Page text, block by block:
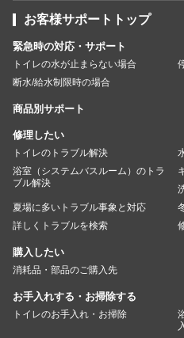
お客様サポートトップ
緊急時の対応・サポート
トイレの水が止まらない場合
断水/給水制限時の場合
商品別サポート
修理したい
トイレのトラブル解決
浴室（システムバスルーム）のトラ
ブル解決
夏場に多いトラブル事象と対応
詳しくトラブルを検索
購入したい
消耗品・部品のご購入先
お手入れする・お掃除する
トイレのお手入れ・お掃除